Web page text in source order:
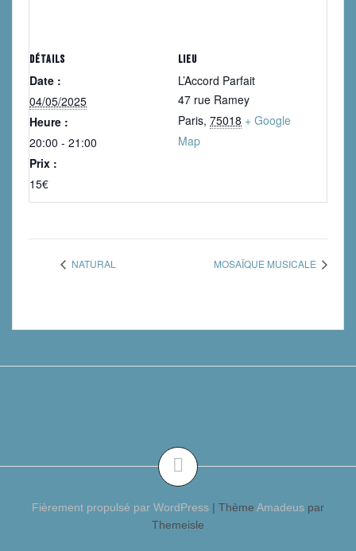
DÉTAILS
Date :
04/05/2025
Heure :
20:00 - 21:00
Prix :
15€
LIEU
L’Accord Parfait
47 rue Ramey
Paris, 75018 + Google
Map
NATURAL MOSAÏQUE MUSICALE
Fièrement propulsé par WordPress | Thème Amadeus par
Themeisle